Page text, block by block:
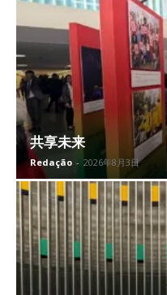
共享未来
Redação - 2026年8月3日